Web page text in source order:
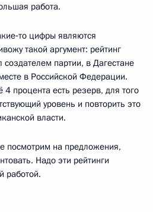
работа.
цифры являются
такой аргумент: рейтинг
партии, в Дагестане
в Российской Федерации.
процента есть резерв, для того
уровень и повторить это
власти.
посмотрим на предложения,
Надо эти рейтинги
работой.